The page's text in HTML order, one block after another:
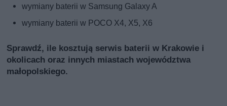
wymiany baterii w Samsung Galaxy A
wymiany baterii w POCO X4, X5, X6
Sprawdź, ile kosztują serwis baterii w Krakowie i
okolicach oraz innych miastach województwa
małopolskiego.